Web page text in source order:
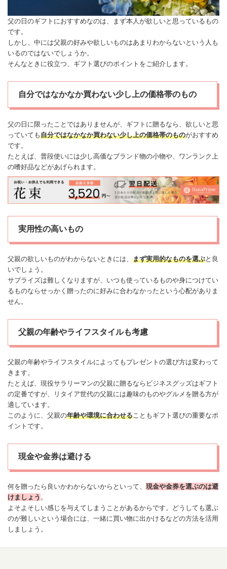
父の日のギフトにおすすめなのは、まず本人が欲しいと思っているもの
です。
しかし、中には父親の好みや欲しいものはあまりわからないという人も
いるのではないでしょうか。
そんなときに役立つ、ギフト選びのポイントをご紹介します。
自分ではなかなか買わない少し上の価格帯のもの
父の日に限ったことではありませんが、ギフトに贈るなら、欲しいと思
っていても自分ではなかなか買わない少し上の価格帯のものがおすすめ
です。
たとえば、普段使いには少し高価なブランド物の小物や、ワンランク上
の嗜好品などがあげられます。
実用性の高いもの
父親の欲しいものがわからないときには、 まず実用的なものを選ぶと良
いでしょう。
サプライズは難しくなりますが、いつも使っているものや身につけてい
るものならせっかく贈ったのに好みに合わなかったという心配がありま
せん。
父親の年齢やライフスタイルも考慮
父親の年齢やライフスタイルによってもプレゼントの選び方は変わって
きます。
たとえば、現役サラリーマンの父親に贈るならビジネスグッズはギフト
の定番ですが、リタイア世代の父親には趣味のものやグルメを贈る方が
適しています。
このように、父親の年齢や環境に合わせる こともギフト選びの重要なポ
イントです。
現金や金券は避ける
何を贈ったら良いかわからないからといって、 現金や金券を選ぶのは避
けましょう 。
よそよそしい感じを与えてしまうことがあるからです。どうしても選ぶ
のが難しいという場合には、一緒に買い物に出かけるなどの方法を活用
しましょう。